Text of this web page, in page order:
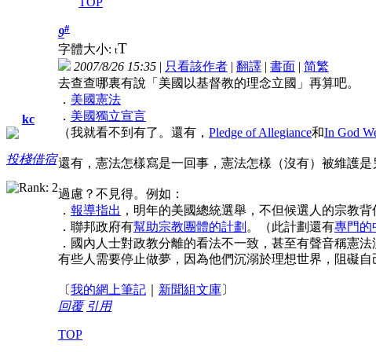
kc
投棧借宿
9#
字體大小: tT
2007/8/26 15:35 | 只看該作者 | 翻譯 | 書面 | 简繁
去查查哪裏有說「美國以基督教的理念立國」再算吧。
． 美國憲法
． 美國獨立宣言
（我就看不到有了。還有， Pledge of Allegiance和In God
還有，憲法怎樣寫是一回事，憲法怎樣（沒有）被維護是
過慮？不見得。例如：
． 報導指出 ，明年的美國總統選舉，不但候選人的宗教
．聯邦政府有幫助宗教團體的計劃 。（此計劃還有專門的
．國內人士對政教分離的看法不一致，甚至有聲音稱憲法
有些人需要停止做夢，因為他們沉溺於理想世界，阻礙自
〔我的網上筆記 新聞組文庫〕
回覆 引用
TOP